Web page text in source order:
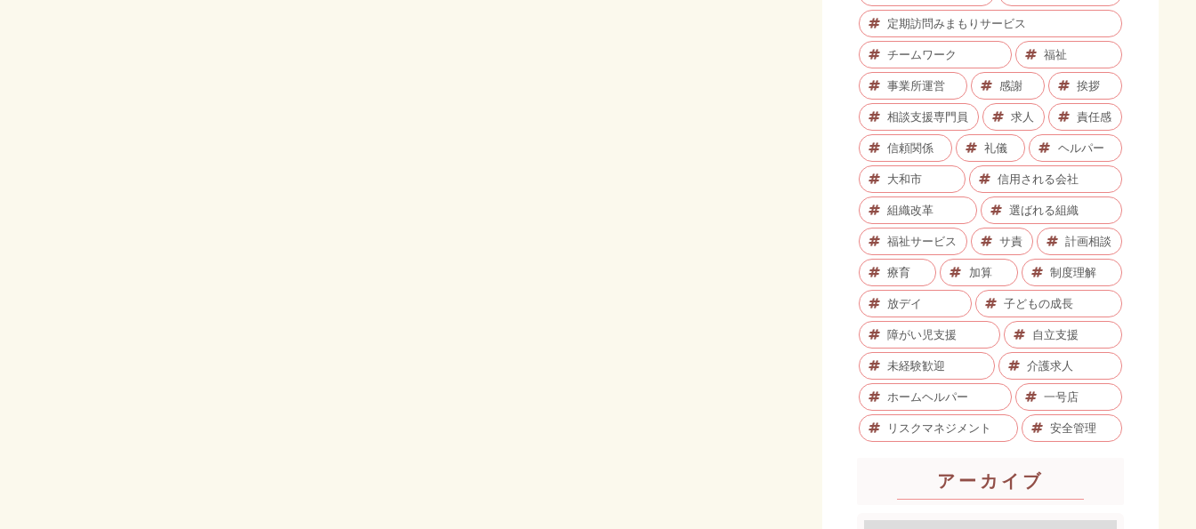
定期訪問みまもりサービス
チームワーク 福祉
事業所運営 感謝 挨拶
相談支援専門員 求人 責任感
信頼関係 礼儀 ヘルパー
大和市 信用される会社
組織改革 選ばれる組織
福祉サービス サ責 計画相談
療育 加算 制度理解
放デイ 子どもの成長
障がい児支援 自立支援
未経験歓迎 介護求人
ホームヘルパー 一号店
リスクマネジメント 安全管理
アーカイブ